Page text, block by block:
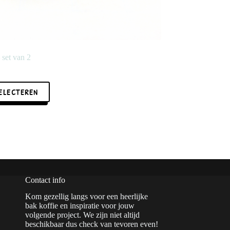
van 2
Contact info
Kom gezellig langs voor een heerlijke
bak koffie en inspiratie voor jouw
volgende project. We zijn niet altijd
beschikbaar dus check van tevoren even!